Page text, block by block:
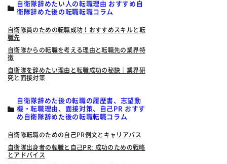
自衛隊辞めたい人の転職理由 おすすめ自
衛隊辞めた後の転職転職コラム
自衛隊員のための転職成功！おすすめスキルと転
職先
自衛隊からの転職を考える理由と転職先の業界特
徴
自衛隊を辞めたい理由と転職成功の秘訣｜業界研
究と面接対策
自衛隊辞めた後の転職の履歴書、志望動
機・転職理由、面接対策、自己PR おすす
め自衛隊辞めた後の転職転職コラム
自衛隊転職のための自己PR例文とキャリアパス
自衛隊出身者の転職と自己PR: 成功のための戦略
とアドバイス